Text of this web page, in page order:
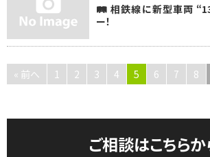
🛤️ 相鉄線に新型車両
ー！
« 前へ 1 2 3 4 5 6 7 8
ご相談はこちらか